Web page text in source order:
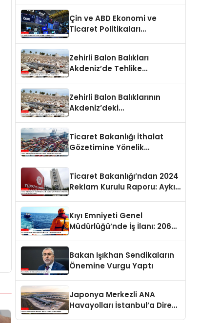
Çin ve ABD Ekonomi ve
Ticaret Politikaları
Zehirli Balon Balıkları
Akdeniz’de Tehlike
Zehirli Balon Balıklarının
Akdeniz’deki
Ticaret Bakanlığı İthalat
Gözetimine Yönelik
Ticaret Bakanlığı’ndan 2024
Reklam Kurulu Raporu: Aykırı
Kıyı Emniyeti Genel
Müdürlüğü’nde İş İlanı: 206
Bakan Işıkhan Sendikaların
Önemine Vurgu Yaptı
Japonya Merkezli ANA
Havayolları İstanbul’a Direkt